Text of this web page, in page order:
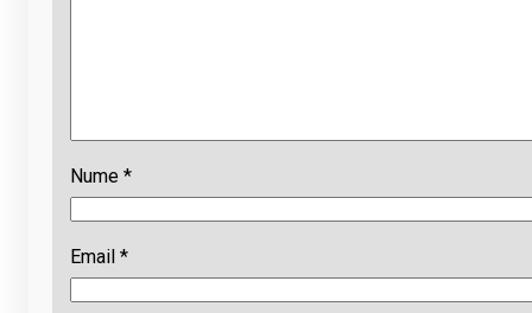
Nume *
Email *